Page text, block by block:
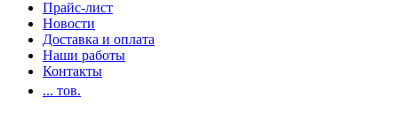
Прайс-лист
Новости
Доставка и оплата
Наши работы
Контакты
... тов.